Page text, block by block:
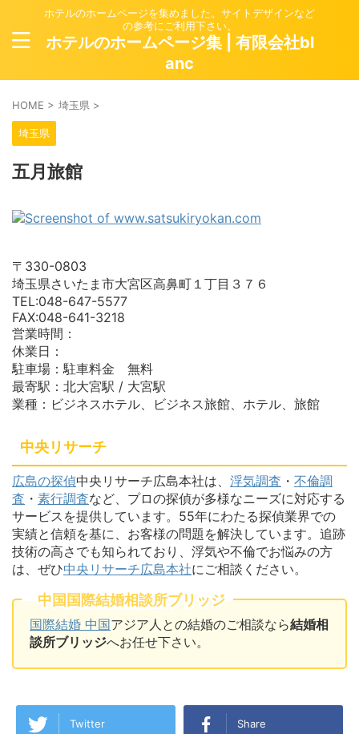
ホテルのホームページを集めました。サイトデザインなど
の参考にご利用下さい。
ホテルのホームページ集 | 有限会社bl
anc
HOME > 埼玉県 >
埼玉県
五月旅館
〒330-0803
埼玉県さいたま市大宮区高鼻町１丁目３７６
TEL:048-647-5577
FAX:048-641-3218
営業時間：
休業日：
駐車場：駐車料金 無料
最寄駅：北大宮駅 / 大宮駅
業種：ビジネスホテル、ビジネス旅館、ホテル、旅館
中央リサーチ
広島の探偵中央リサーチ広島本社は、 浮気調査 ・ 不倫調
査 ・ 素行調査など、プロの探偵が多様なニーズに対応する
サービスを提供しています。55年にわたる探偵業界での
実績と信頼を基に、お客様の問題を解決しています。追跡
技術の高さでも知られており、浮気や不倫でお悩みの方
は、ぜひ中央リサーチ広島本社にご相談ください。
中国国際結婚相談所ブリッジ
国際結婚 中国アジア人との結婚のご相談なら結婚相
談所ブリッジへお任せ下さい。
Twitter Share